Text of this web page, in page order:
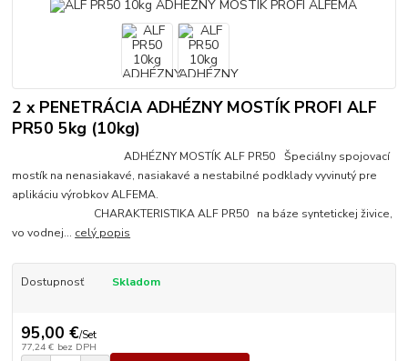
2 x PENETRÁCIA ADHÉZNY MOSTÍK PROFI ALF
PR50 5kg (10kg)
ADHÉZNY MOSTÍK ALF PR50 Špeciálny spojovací
mostík na nenasiakavé, nasiakavé a nestabilné podklady vyvinutý pre
aplikáciu výrobkov ALFEMA.
CHARAKTERISTIKA ALF PR50 na báze syntetickej živice,
vo vodnej... celý popis
Dostupnosť Skladom
95,00 €/Set
77,24 € bez DPH